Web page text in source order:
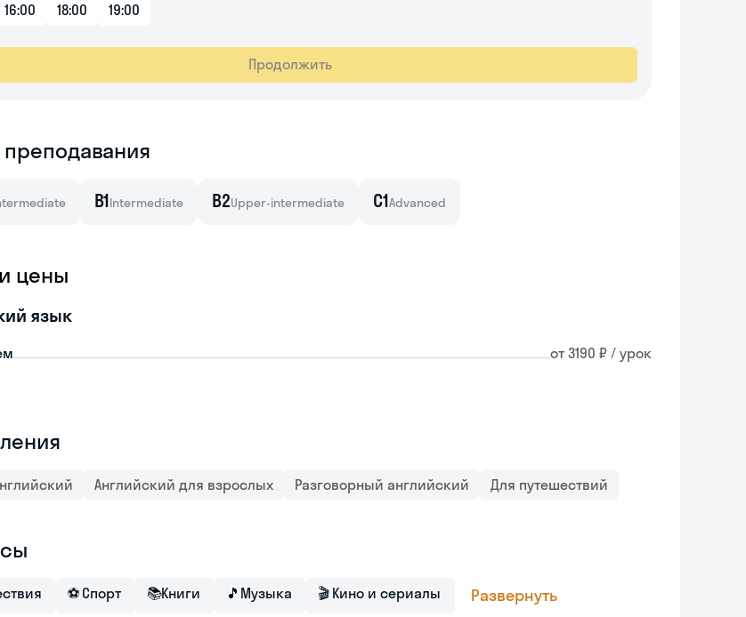
16:00 18:00 19:00
Продолжить
B1Intermediate B2Upper-intermediate C1Advanced
цены
язык
от 3190 ₽ / урок
Английский для взрослых Разговорный английский Для путешествий
⚽ Спорт 📚Книги 🎵 Музыка 🎬 Кино и сериалы Развернуть